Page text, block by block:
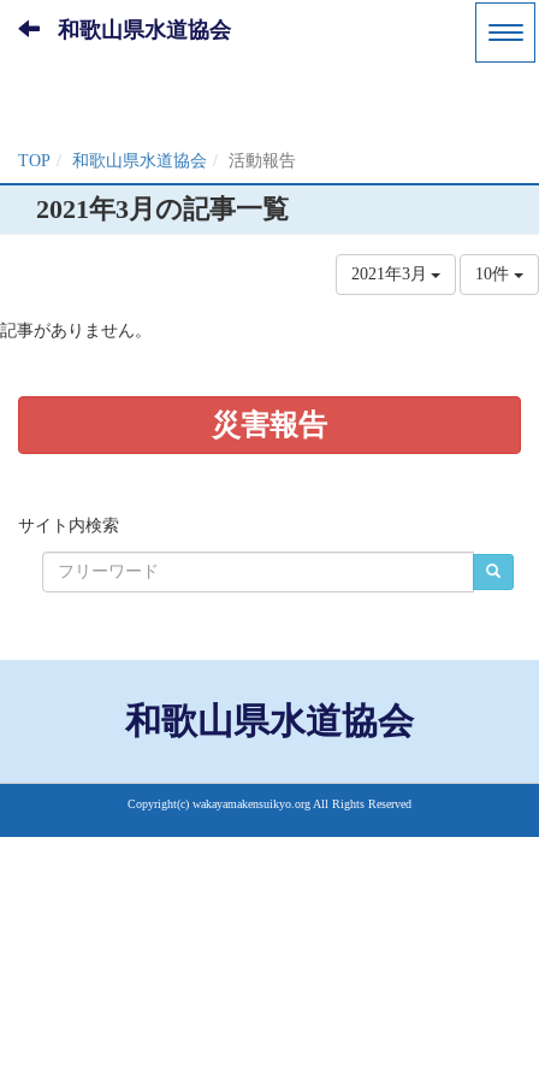
和歌山県水道協会
TOP 和歌山県水道協会 活動報告
2021年3月の記事一覧
2021年3月 10件
記事がありません。
災害報告
サイト内検索
和歌山県水道協会